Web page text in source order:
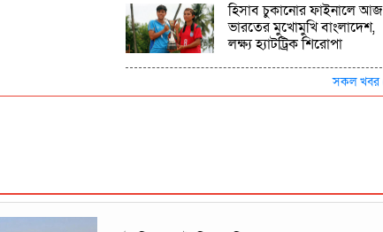
হিসাব চুকানোর ফাইনালে আজ
ভারতের মুখোমুখি বাংলাদেশ,
লক্ষ্য হ্যাটট্রিক শিরোপা
সকল খবর